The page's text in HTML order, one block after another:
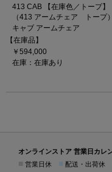
413 CAB 【在庫色／トープ】
（413 アームチェア トープ）
キャブ アームチェア
【在庫品】
￥594,000
在庫：在庫あり
オンラインストア 営業日カレ
営業日休 配送・出荷休